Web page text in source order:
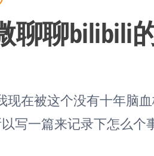
聊聊bilibili
现在被这个没有十年脑
写一篇来记录下怎么个